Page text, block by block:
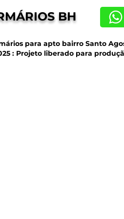
BH
para apto bairro Santo
: Projeto liberado para